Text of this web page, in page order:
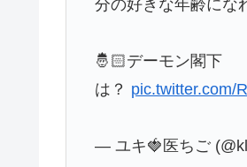
分の好きな年齢にな
🤴🏻デーモン閣下
は？ pic.twitter.com/
— ユキ🍓医ちご